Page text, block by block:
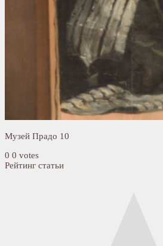
Музей Прадо 10
0 0 votes
Рейтинг статьи